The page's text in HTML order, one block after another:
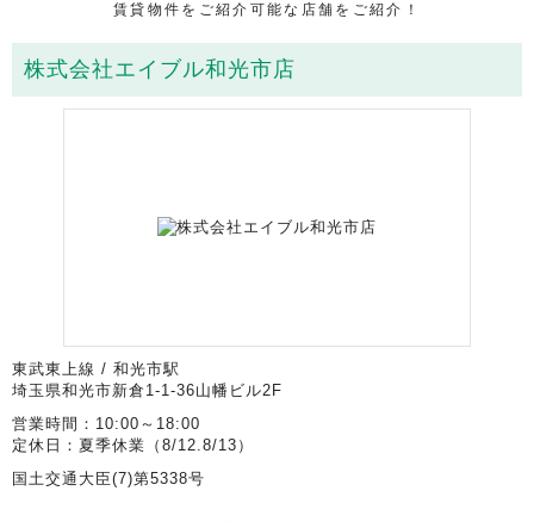
賃貸物件をご紹介可能な店舗をご紹介！
株式会社エイブル和光市店
東武東上線 / 和光市駅
埼玉県和光市新倉1-1-36山幡ビル2F
営業時間：10:00～18:00
定休日：夏季休業（8/12.8/13）
国土交通大臣(7)第5338号